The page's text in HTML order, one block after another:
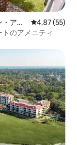
アパ
レビュー55
4.87 (55)
のアメニティ